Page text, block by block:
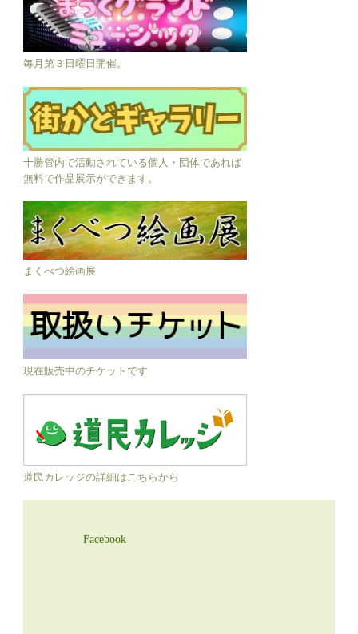
毎月第３日曜日開催。
十勝管内で活動されている個人・団体であれば
無料で作品展示ができます。
まくべつ絵画展
現在販売中のチケットです
道民カレッジの詳細はこちらから
Facebook